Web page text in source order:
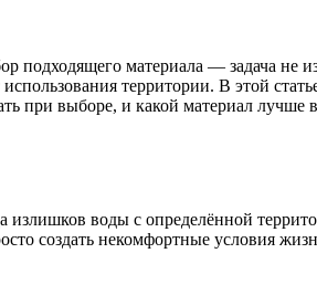
подходящего материала — задача не
территории. В этой
при выборе, и какой материал лучше
излишков воды с определённой
создать некомфортные условия